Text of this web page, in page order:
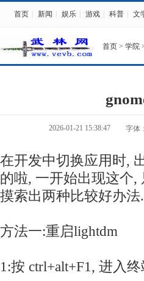
首页 新闻 娱乐 游戏 科普 文
首页 > 学院
2026-01-21 15:38:47 字体：
在开发中切换应用时,
的啦, 一开始出现这个,
摸索出两种比较好办法.
方法一:重启lightdm
1:按 ctrl+alt+F1, 进入